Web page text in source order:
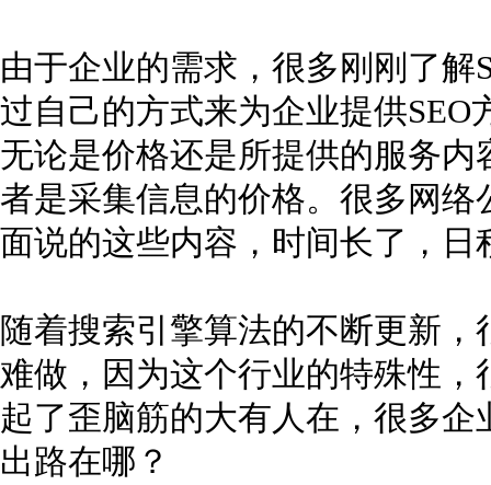
由于企业的需求，很多刚刚了解
过自己的方式来为企业提供
无论是价格还是所提供的服务
者是采集信息的价格。很多网
面说的这些内容，时间长了，
随着搜索引擎算法的不断更新，
难做，因为这个行业的特殊性
起了歪脑筋的大有人在，很多企
出路在哪？